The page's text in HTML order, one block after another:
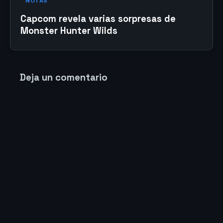
Capcom revela varias sorpresas de
Monster Hunter Wilds
Deja un comentario